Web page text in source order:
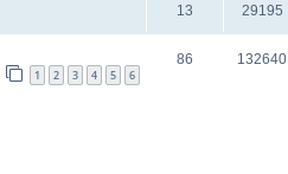
13 29195
1 2 3 4 5 6
86 132640